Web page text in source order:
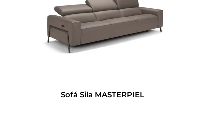
Sofá Sila MASTERPIEL